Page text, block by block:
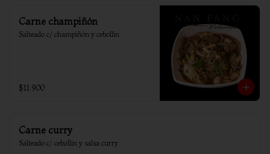
Carne champiñón
Salteado c/ champiñón y cebollín
$11.900
Carne curry
Salteado c/ cebollin y salsa curry